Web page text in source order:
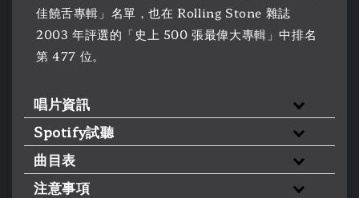
佳饒舌專輯」名單，也在 Rolling Stone 雜誌
2003 年評選的「史上 500 張最偉大專輯」中排名
第 477 位。
唱片資訊
Spotify試聽
曲目表
注意事項